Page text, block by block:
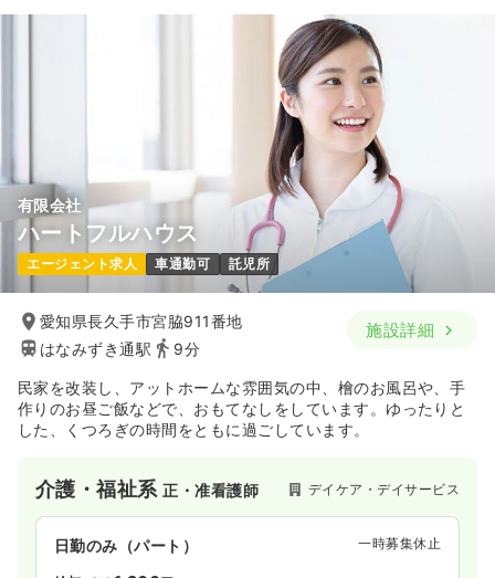
有限会社
ハートフルハウス
エージェント求人 車通勤可 託児所
愛知県長久手市宮脇911番地
はなみずき通駅
9分
施設詳細
民家を改装し、アットホームな雰囲気の中、檜のお風呂や、手
作りのお昼ご飯などで、おもてなしをしています。ゆったりと
した、くつろぎの時間をともに過ごしています。
介護・福祉系正・准看護師 デイケア・デイサービス
日勤のみ（パート） 一時募集休止